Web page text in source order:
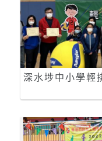
深水埗中小學輕